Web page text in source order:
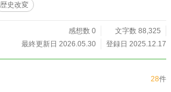
歴史改変
感想数 0
文字数 88,325
最終更新日 2026.05.30
登録日 2025.12.17
28件